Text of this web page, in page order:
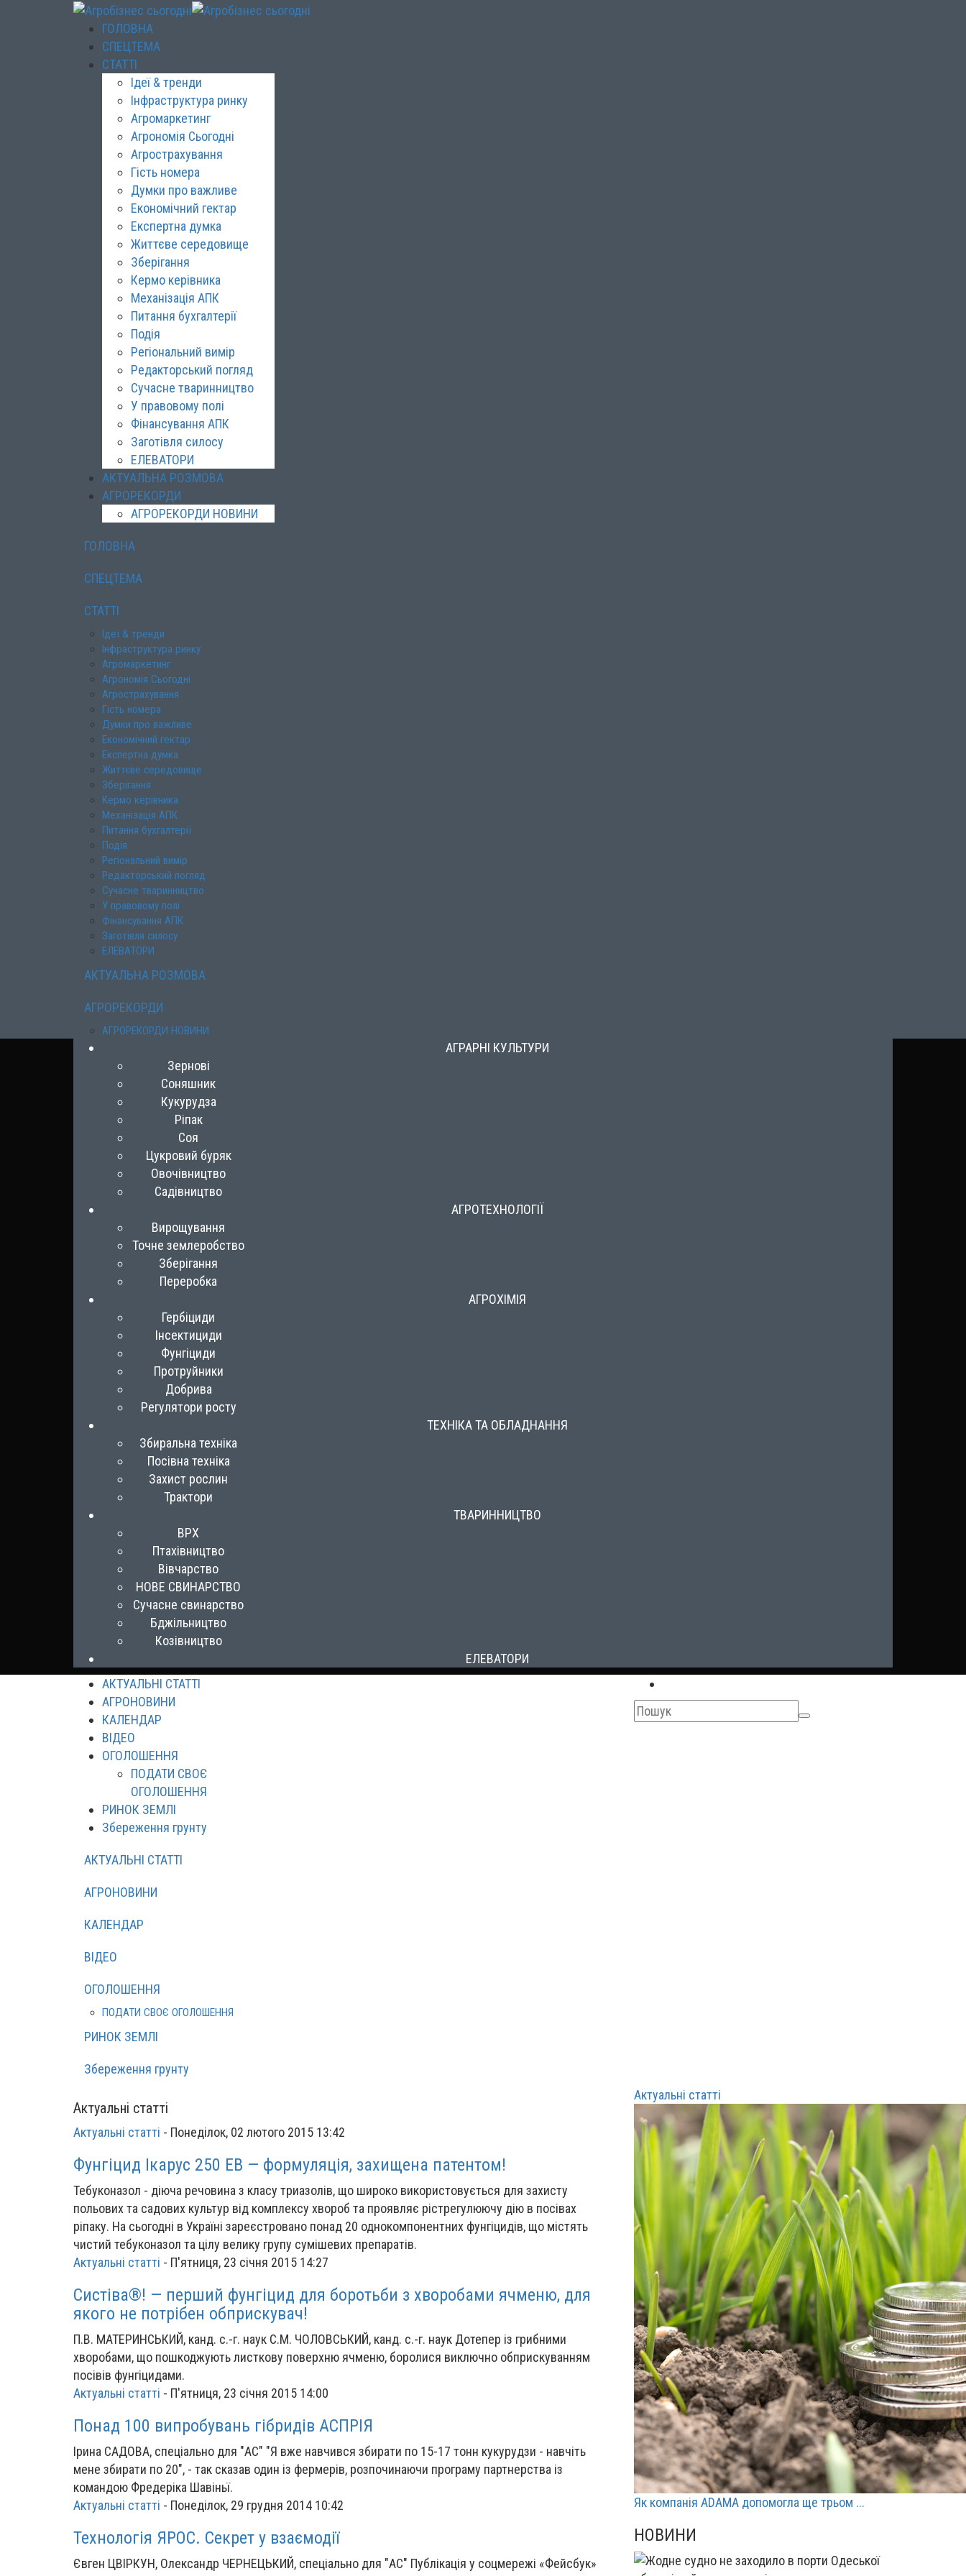
ГОЛОВНА
СПЕЦТЕМА
СТАТТІ
Ідеї & тренди
Інфраструктура ринку
Агромаркетинг
Агрономія Сьогодні
Агрострахування
Гість номера
Думки про важливе
Економічний гектар
Експертна думка
Життєве середовище
Зберігання
Кермо керівника
Механізація АПК
Питання бухгалтерії
Подія
Регіональний вимір
Редакторський погляд
Сучасне тваринництво
У правовому полі
Фінансування АПК
Заготівля силосу
ЕЛЕВАТОРИ
АКТУАЛЬНА РОЗМОВА
АГРОРЕКОРДИ
АГРОРЕКОРДИ НОВИНИ
ГОЛОВНА
СПЕЦТЕМА
СТАТТІ
Ідеї & тренди
Інфраструктура ринку
Агромаркетинг
Агрономія Сьогодні
Агрострахування
Гість номера
Думки про важливе
Економічний гектар
Експертна думка
Життєве середовище
Зберігання
Кермо керівника
Механізація АПК
Питання бухгалтерії
Подія
Регіональний вимір
Редакторський погляд
Сучасне тваринництво
У правовому полі
Фінансування АПК
Заготівля силосу
ЕЛЕВАТОРИ
АКТУАЛЬНА РОЗМОВА
АГРОРЕКОРДИ
АГРОРЕКОРДИ НОВИНИ
АГРАРНІ КУЛЬТУРИ
Зернові
Соняшник
Кукурудза
Ріпак
Соя
Цукровий буряк
Овочівництво
Садівництво
АГРОТЕХНОЛОГІЇ
Вирощування
Точне землеробство
Зберігання
Переробка
АГРОХІМІЯ
Гербіциди
Інсектициди
Фунгіциди
Протруйники
Добрива
Регулятори росту
ТЕХНІКА ТА ОБЛАДНАННЯ
Збиральна техніка
Посівна техніка
Захист рослин
Трактори
ТВАРИННИЦТВО
ВРХ
Птахівництво
Вівчарство
НОВЕ СВИНАРСТВО
Сучасне свинарство
Бджільництво
Козівництво
ЕЛЕВАТОРИ
АКТУАЛЬНІ СТАТТІ
АГРОНОВИНИ
КАЛЕНДАР
ВІДЕО
ОГОЛОШЕННЯ
ПОДАТИ СВОЄ
ОГОЛОШЕННЯ
РИНОК ЗЕМЛІ
Збереження грунту
АКТУАЛЬНІ СТАТТІ
АГРОНОВИНИ
КАЛЕНДАР
ВІДЕО
ОГОЛОШЕННЯ
ПОДАТИ СВОЄ ОГОЛОШЕННЯ
РИНОК ЗЕМЛІ
Збереження грунту
Актуальні статті
Актуальні статті - Понеділок, 02 лютого 2015 13:42
Фунгіцид Ікарус 250 ЕВ — формуляція, захищена патентом!
Тебуконазол - діюча речовина з класу триазолів, що широко використовується для захисту
польових та садових культур від комплексу хвороб та проявляє рістрегулюючу дію в посівах
ріпаку. На сьогодні в Україні зареєстровано понад 20 однокомпонентних фунгіцидів, що містять
чистий тебуконазол та цілу велику групу сумішевих препаратів.
Актуальні статті - П'ятниця, 23 січня 2015 14:27
Систіва®! — перший фунгіцид для боротьби з хворобами ячменю, для
якого не потрібен обприскувач!
П.В. МАТЕРИНСЬКИЙ, канд. с.-г. наук С.М. ЧОЛОВСЬКИЙ, канд. с.-г. наук Дотепер із грибними
хворобами, що пошкоджують листкову поверхню ячменю, боролися виключно обприскуванням
посівів фунгіцидами.
Актуальні статті - П'ятниця, 23 січня 2015 14:00
Понад 100 випробувань гібридів АСПРІЯ
Ірина САДОВА, спеціально для "АС" "Я вже навчився збирати по 15-17 тонн кукурудзи - навчіть
мене збирати по 20", - так сказав один із фермерів, розпочинаючи програму партнерства із
командою Фредеріка Шавіньї.
Актуальні статті - Понеділок, 29 грудня 2014 10:42
Технологія ЯРОС. Секрет у взаємодії
Євген ЦВІРКУН, Олександр ЧЕРНЕЦЬКИЙ, спеціально для "АС" Публікація у соцмережі «Фейсбук»
Актуальні статті
Як компанія ADAMA допомогла ще трьом ...
НОВИНИ